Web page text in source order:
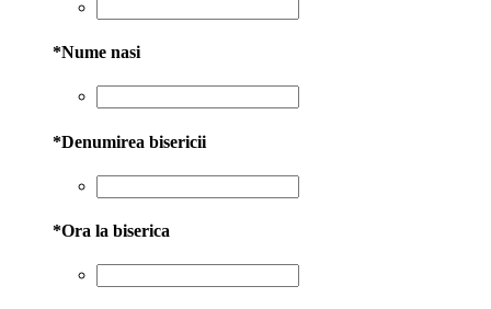
*Nume nasi
*Denumirea bisericii
*Ora la biserica